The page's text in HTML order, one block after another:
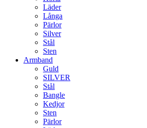
Läder
Långa
Pärlor
Silver
Stål
Sten
Armband
Guld
SILVER
Stål
Bangle
Kedjor
Sten
Pärlor